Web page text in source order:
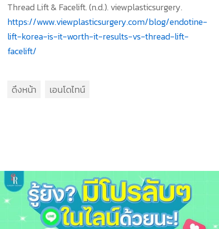
Thread Lift & Facelift. (n.d.). viewplasticsurgery.
https://www.viewplasticsurgery.com/blog/endotine-
lift-korea-is-it-worth-it-results-vs-thread-lift-
facelift/
ดึงหน้า เอนโดไทน์